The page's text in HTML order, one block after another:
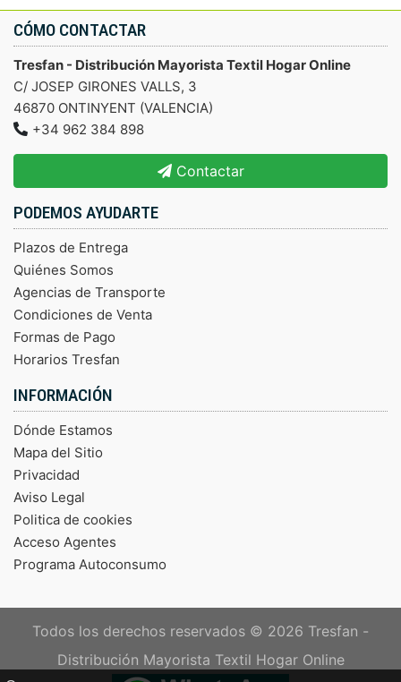
CÓMO CONTACTAR
Tresfan - Distribución Mayorista Textil Hogar Online
C/ JOSEP GIRONES VALLS, 3
46870 ONTINYENT (VALENCIA)
+34 962 384 898
Contactar
PODEMOS AYUDARTE
Plazos de Entrega
Quiénes Somos
Agencias de Transporte
Condiciones de Venta
Formas de Pago
Horarios Tresfan
INFORMACIÓN
Dónde Estamos
Mapa del Sitio
Privacidad
Aviso Legal
Politica de cookies
Acceso Agentes
Programa Autoconsumo
Todos los derechos reservados © 2026 Tresfan -
Distribución Mayorista Textil Hogar Online